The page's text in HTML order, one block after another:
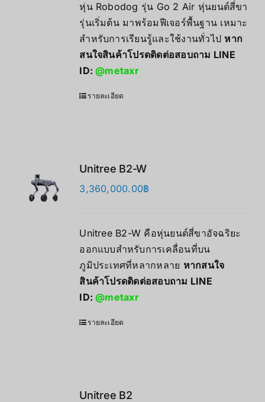
หุ่น Robodog รุ่น Go 2 Air หุ่นยนต์สี่ขา
รุ่นเริ่มต้น มาพร้อมฟีเจอร์พื้นฐาน เหมาะ
สำหรับการเรียนรู้และใช้งานทั่วไป หาก
สนใจสินค้าโปรดติดต่อสอบถาม LINE
ID:@metaxr
รายละเอียด
Unitree B2-W
3,360,000.00฿
Unitree B2-W คือหุ่นยนต์สี่ขาอัจฉริยะ
ออกแบบสำหรับการเคลื่อนที่บน
ภูมิประเทศที่หลากหลาย หากสนใจ
สินค้าโปรดติดต่อสอบถาม LINE
ID:@metaxr
รายละเอียด
Unitree B2